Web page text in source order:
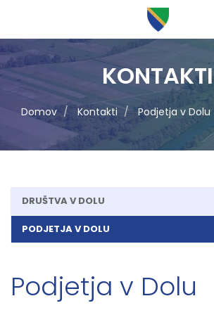
KONTAKTI
Domov Kontakti Podjetja v Dolu
DRUŠTVA V DOLU
PODJETJA V DOLU
Podjetja v Dolu